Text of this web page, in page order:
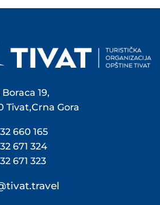
19,
Tivat,Crna Gora
660 165
671 324
671 323